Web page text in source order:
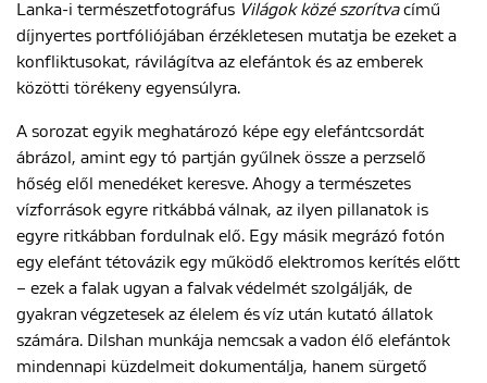
Lanka-i természetfotográfus Világok közé szorítvacímű
díjnyertes portfóliójában érzékletesen mutatja be ezeket a
konfliktusokat, rávilágítva az elefántok és az emberek
közötti törékeny egyensúlyra.
A sorozat egyik meghatározó képe egy elefántcsordát
ábrázol, amint egy tó partján gyűlnek össze a perzselő
hőség elől menedéket keresve. Ahogy a természetes
vízforrások egyre ritkábbá válnak, az ilyen pillanatok is
egyre ritkábban fordulnak elő. Egy másik megrázó fotón
egy elefánt tétovázik egy működő elektromos kerítés előtt
– ezek a falak ugyan a falvak védelmét szolgálják, de
gyakran végzetesek az élelem és víz után kutató állatok
számára. Dilshan munkája nemcsak a vadon élő elefántok
mindennapi küzdelmeit dokumentálja, hanem sürgető